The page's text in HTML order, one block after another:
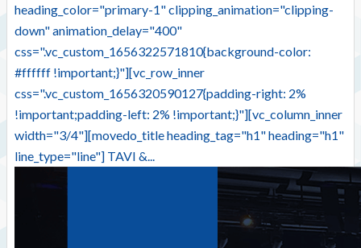
heading_color="primary-1" clipping_animation="clipping-
down" animation_delay="400"
css=".vc_custom_1656322571810{background-color:
#ffffff !important;}"][vc_row_inner
css=".vc_custom_1656320590127{padding-right: 2%
!important;padding-left: 2% !important;}"][vc_column_inner
width="3/4"][movedo_title heading_tag="h1" heading="h1"
line_type="line"] TAVI &...